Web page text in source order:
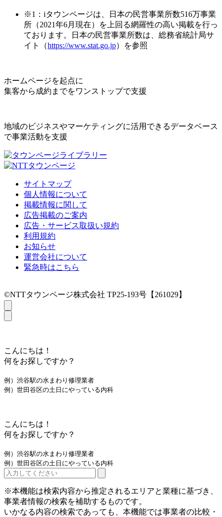
※1：iタウンページは、日本の民営事業所数516万事業
所（2021年6月現在）を上回る網羅性の高い掲載を行っ
ております。日本の民営事業所数は、総務省統計局サ
イト（https://www.stat.go.jp）を参照
ホームページを起点に
集客から成約までをワンストップで支援
地域のビジネスやマーケティングに活用できるデータベース
で事業活動を支援
サイトマップ
個人情報について
掲載情報に関して
広告掲載のご案内
広告・サービス取扱い規約
利用規約
お知らせ
運営会社について
緊急時はこちら
©NTTタウンページ株式会社 TP25-193号【261029】
こんにちは！
何をお探しですか？
例）渋谷駅の水まわり修理業者
例）世田谷区の土日にやっている内科
こんにちは！
何をお探しですか？
例）渋谷駅の水まわり修理業者
例）世田谷区の土日にやっている内科
※本機能は検索内容から推定されるエリアと業種に基づき、
事業者情報の検索を補助するものです。
いかなる内容の検索であっても、本機能では事業者の比較・